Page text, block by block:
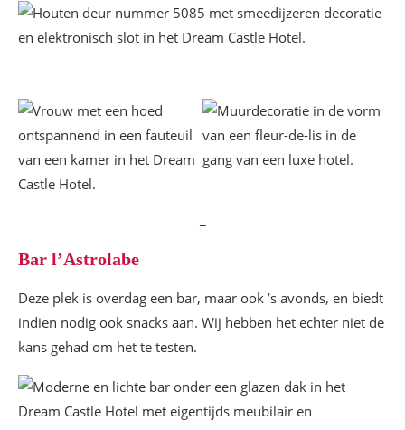
Bar l’Astrolabe
Deze plek is overdag een bar, maar ook ’s avonds, en biedt
indien nodig ook snacks aan. Wij hebben het echter niet de
kans gehad om het te testen.